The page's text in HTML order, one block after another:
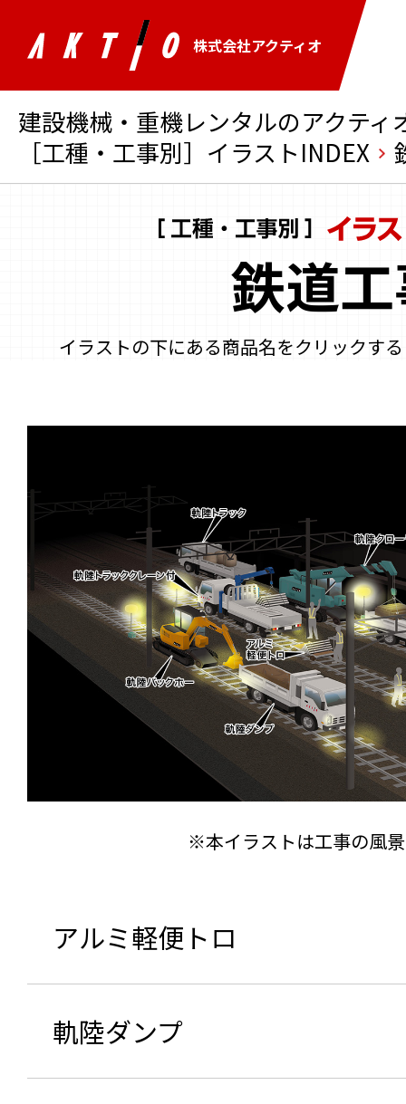
株式会社アクティオ
建設機械・重機レンタルのアクティ
［工種・工事別］イラストINDEX
鉄道
イラストの下にある商品名をクリックす
※本イラストは工事の風
アルミ軽便トロ
軌陸ダンプ